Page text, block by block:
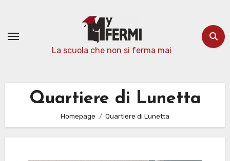
contenuto
La scuola che non si ferma mai
Quartiere di Lunetta
Homepage Quartiere di Lunetta